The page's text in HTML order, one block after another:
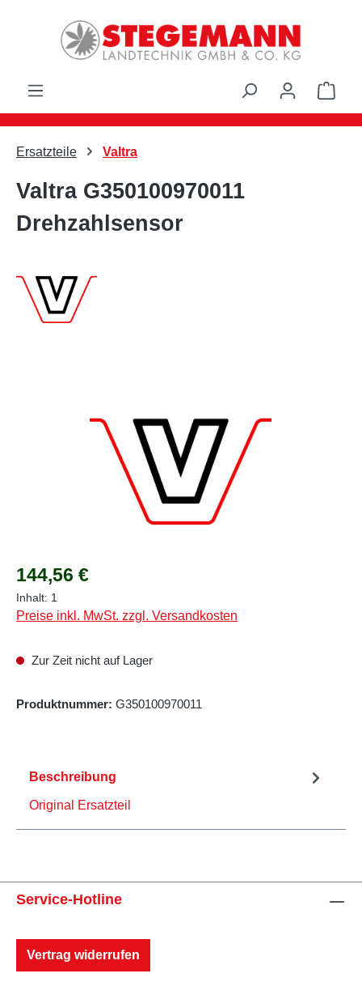
Zum Hauptinhalt springen
Ersatzteile Valtra
Valtra G350100970011
Drehzahlsensor
Regulärer Preis:
144,56 €
Inhalt: 1
Preise inkl. MwSt. zzgl. Versandkosten
Zur Zeit nicht auf Lager
Produktnummer: G350100970011
Beschreibung
Original Ersatzteil
Service-Hotline
Vertrag widerrufen